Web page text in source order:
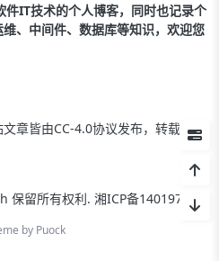
IT技术的个人博客，同时也记录个
、中间件、数据库等知识，欢迎您
章皆由CC-4.0协议发布，转载请注
保留所有权利. 湘ICP备14019712号
by Puock